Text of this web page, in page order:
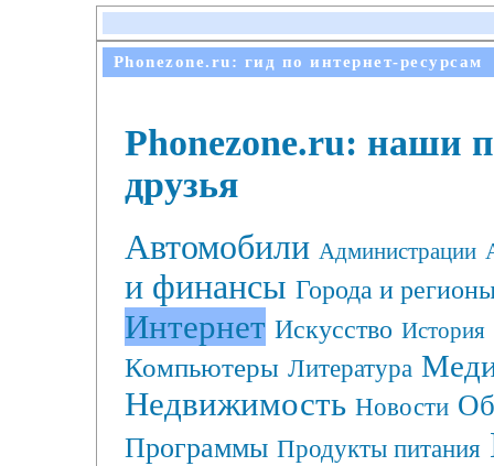
Phonezone.ru: гид по интернет-ресурсам
Phonezone.ru: наши
друзья
Автомобили Администрации
и финансы Города и
Интернет Искусство История
Компьютеры Литература
Недвижимость Новости
Программы Продукты питания